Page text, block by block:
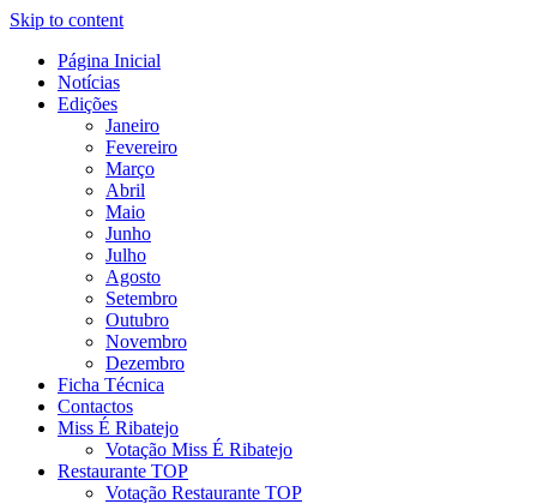
Skip to content
É Ribatejo – Revista Social
Online
Revista Social Online
Página Inicial
Notícias
Edições
Janeiro
Fevereiro
Março
Abril
Maio
Junho
Julho
Agosto
Setembro
Outubro
Novembro
Dezembro
Ficha Técnica
Contactos
Miss É Ribatejo
Votação Miss É Ribatejo
Restaurante TOP
Votação Restaurante TOP